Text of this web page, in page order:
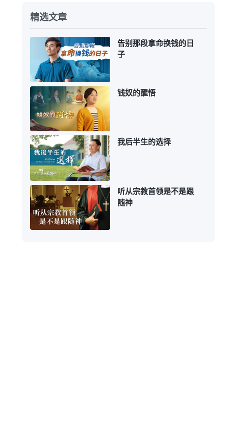
精选文章
告别那段拿命换钱的日
子
钱奴的醒悟
我后半生的选择
听从宗教首领是不是跟
随神